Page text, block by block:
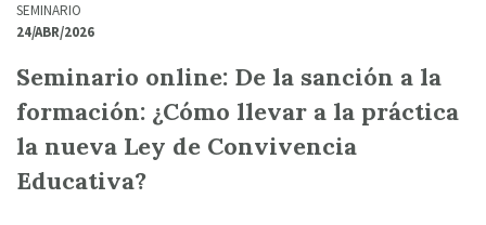
SEMINARIO
24/ABR/2026
Seminario online: De la sanción a la
formación: ¿Cómo llevar a la práctica
la nueva Ley de Convivencia
Educativa?